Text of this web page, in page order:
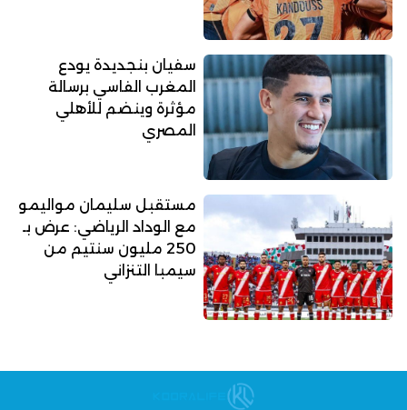
سفيان بنجديدة يودع
المغرب الفاسي برسالة
مؤثرة وينضم للأهلي
المصري
مستقبل سليمان مواليمو
مع الوداد الرياضي: عرض بـ
250 مليون سنتيم من
سيمبا التنزاني